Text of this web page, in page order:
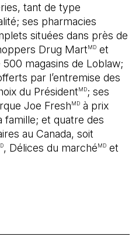
tant de type
ses pharmacies
situées dans près de
Drug MartMD et
magasins de Loblaw;
par l’entremise des
du PrésidentMD; ses
Joe FreshMD à prix
famille; et quatre des
au Canada, soit
, Délices du marchéMD et